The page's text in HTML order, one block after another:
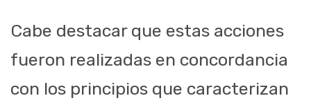
Cabe destacar que estas acciones
fueron realizadas en concordancia
con los principios que caracterizan